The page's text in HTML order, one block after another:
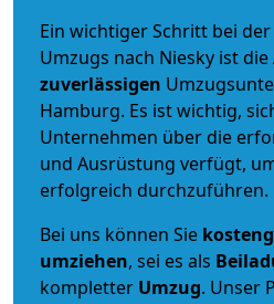
Ein wichtiger Schritt bei
Umzugs nach Niesky ist
zuverlässigen
Hamburg. Es ist wichtig,
Unternehmen über die
und Ausrüstung verfügt,
erfolgreich durchzuführen.
Bei uns können Sie
umziehen, sei es als
kompletter Umzug. Unser